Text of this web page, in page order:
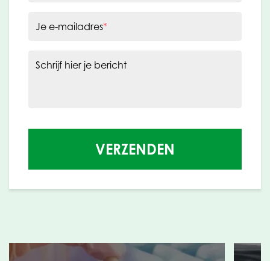
Je e-mailadres*
Schrijf hier je bericht
VERZENDEN